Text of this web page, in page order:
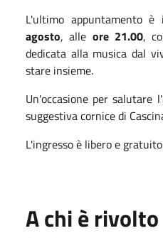
L'ultimo appuntamento è
agosto, alle ore 21.00,
dedicata alla musica dal
stare insieme.
Un'occasione per salutare
suggestiva cornice di
L'ingresso è libero e
A chi è rivolto